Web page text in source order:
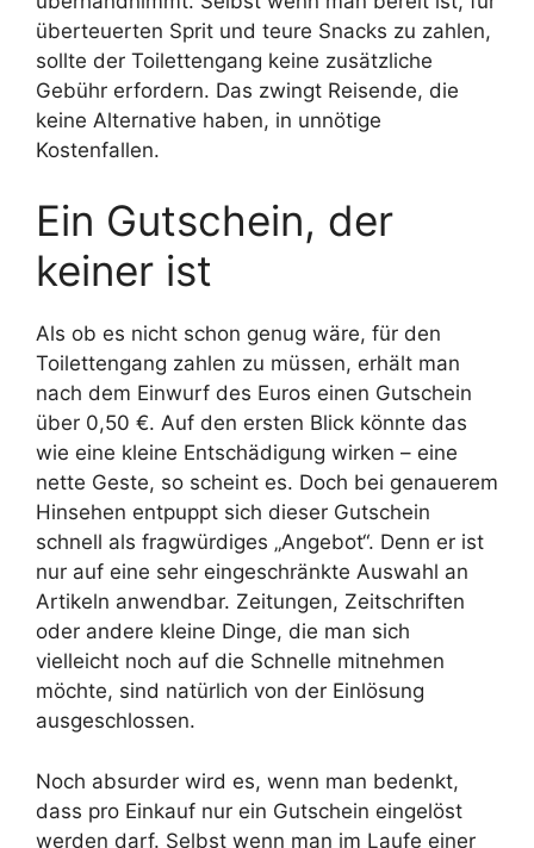
überteuerten Sprit und teure Snacks zu zahlen,
sollte der Toilettengang keine zusätzliche
Gebühr erfordern. Das zwingt Reisende, die
keine Alternative haben, in unnötige
Kostenfallen.
Ein Gutschein, der
keiner ist
Als ob es nicht schon genug wäre, für den
Toilettengang zahlen zu müssen, erhält man
nach dem Einwurf des Euros einen Gutschein
über 0,50 €. Auf den ersten Blick könnte das
wie eine kleine Entschädigung wirken – eine
nette Geste, so scheint es. Doch bei genauerem
Hinsehen entpuppt sich dieser Gutschein
schnell als fragwürdiges „Angebot“. Denn er ist
nur auf eine sehr eingeschränkte Auswahl an
Artikeln anwendbar. Zeitungen, Zeitschriften
oder andere kleine Dinge, die man sich
vielleicht noch auf die Schnelle mitnehmen
möchte, sind natürlich von der Einlösung
ausgeschlossen.
Noch absurder wird es, wenn man bedenkt,
dass pro Einkauf nur ein Gutschein eingelöst
werden darf. Selbst wenn man im Laufe einer